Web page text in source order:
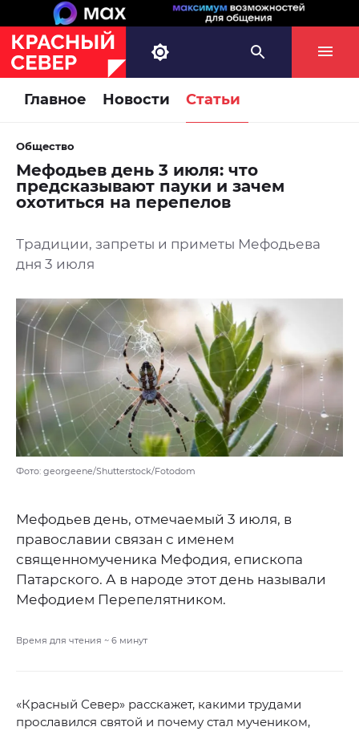
Главное Новости Статьи
Общество
Мефодьев день 3 июля: что
предсказывают пауки и зачем
охотиться на перепелов
Традиции, запреты и приметы Мефодьева
дня 3 июля
Фото: georgeene/Shutterstock/Fotodom
Мефодьев день, отмечаемый 3 июля, в
православии связан с именем
священномученика Мефодия, епископа
Патарского. А в народе этот день называли
Мефодием Перепелятником.
Время для чтения ~ 6 минут
«Красный Север» расскажет, какими трудами
прославился святой и почему стал мучеником,